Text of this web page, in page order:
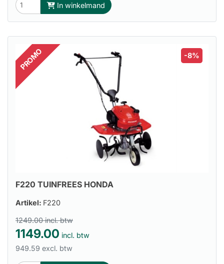
In winkelmand
PROMO -8%
F220 TUINFREES HONDA
Artikel: F220
1249.00 incl. btw
1149.00 incl. btw
949.59 excl. btw